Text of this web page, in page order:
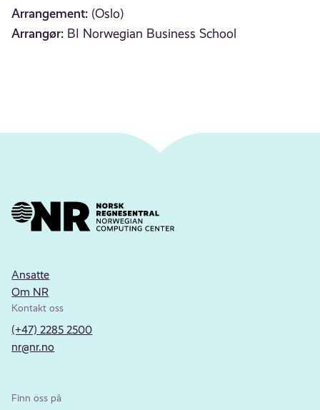
Arrangement: (Oslo)
Arrangør: BI Norwegian Business School
Ansatte
Om NR
Kontakt oss
(+47) 2285 2500
nr@nr.no
Finn oss på